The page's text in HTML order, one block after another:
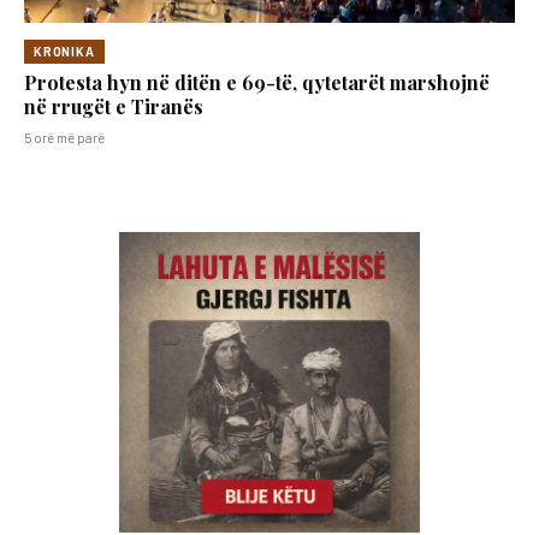
KRONIKA
Protesta hyn në ditën e 69-të, qytetarët marshojnë
në rrugët e Tiranës
5 orë më parë